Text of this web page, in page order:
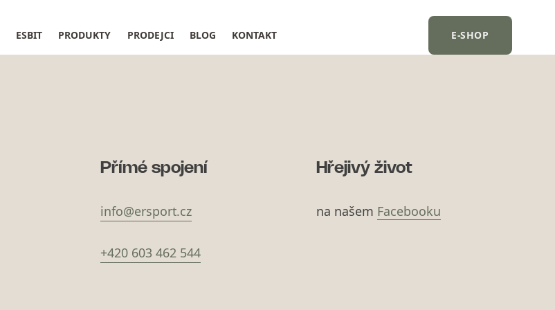
ESBIT PRODUKTY PRODEJCI BLOG KONTAKT E-SHOP
Přímé spojení
info@ersport.cz
+420 603 462 544
Hřejivý život
na našem Facebooku